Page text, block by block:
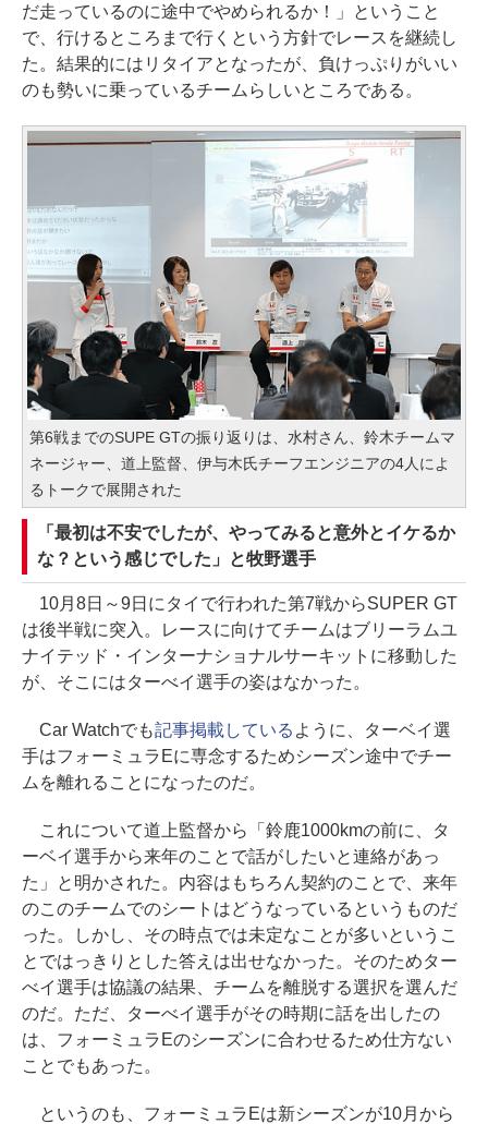
だ走っているのに途中でやめられるか！」ということ
で、行けるところまで行くという方針でレースを継続し
た。結果的にはリタイアとなったが、負けっぷりがいい
のも勢いに乗っているチームらしいところである。
第6戦までのSUPE GTの振り返りは、水村さん、鈴木チームマ
ネージャー、道上監督、伊与木氏チーフエンジニアの4人によ
るトークで展開された
「最初は不安でしたが、やってみると意外とイケるか
な？という感じでした」と牧野選手
10月8日～9日にタイで行われた第7戦からSUPER GT
は後半戦に突入。レースに向けてチームはブリーラムユ
ナイテッド・インターナショナルサーキットに移動した
が、そこにはターべイ選手の姿はなかった。
Car Watchでも記事掲載している ように、ターベイ選
手はフォーミュラEに専念するためシーズン途中でチー
ムを離れることになったのだ。
これについて道上監督から「鈴鹿1000kmの前に、タ
ーベイ選手から来年のことで話がしたいと連絡があっ
た」と明かされた。内容はもちろん契約のことで、来年
のこのチームでのシートはどうなっているというものだ
った。しかし、その時点では未定なことが多いというこ
とではっきりとした答えは出せなかった。そのためター
べイ選手は協議の結果、チームを離脱する選択を選んだ
のだ。ただ、ターべイ選手がその時期に話を出したの
は、フォーミュラEのシーズンに合わせるため仕方ない
ことでもあった。
というのも、フォーミュラEは新シーズンが10月から